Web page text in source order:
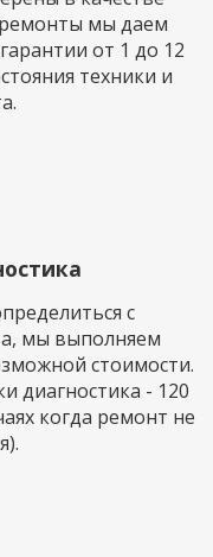
ремонты мы даем
от 1 до 12
техники и
с
мы выполняем
стоимости.
диагностика - 120
когда ремонт не